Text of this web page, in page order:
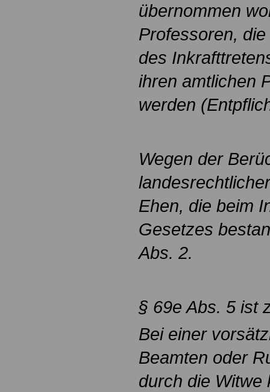
übernommen
Professoren,
des
ihren amtlichen
werden
Wegen der
Ehen, die beim
Gesetzes
Abs. 2.
§ 69e Abs. 5 ist
Bei einer
Beamten oder
durch die Witwe